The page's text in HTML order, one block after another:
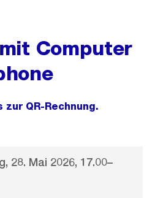
Computer
zur QR-Rechnung.
28. Mai 2026, 17.00–